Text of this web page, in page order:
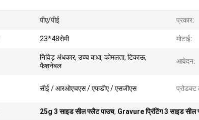
पीए/पीई प्रकार:
23*48सेमी मोटाई:
निविड़ अंधकार, उच्च बाधा, कोमलता, टिकाऊ,
फैशनेबल
आवेदन:
सीई / आरओएचएस / एफडीए / एसजीएस प्रोडक्ट
25g 3 साइड सील फ्लैट पाउच, Gravure प्रिंटिंग 3 साइड सील